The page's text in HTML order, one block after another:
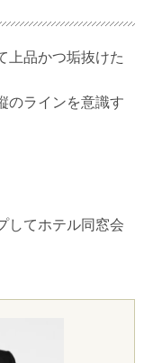
上品かつ垢抜けた
のラインを意識す
してホテル同窓会